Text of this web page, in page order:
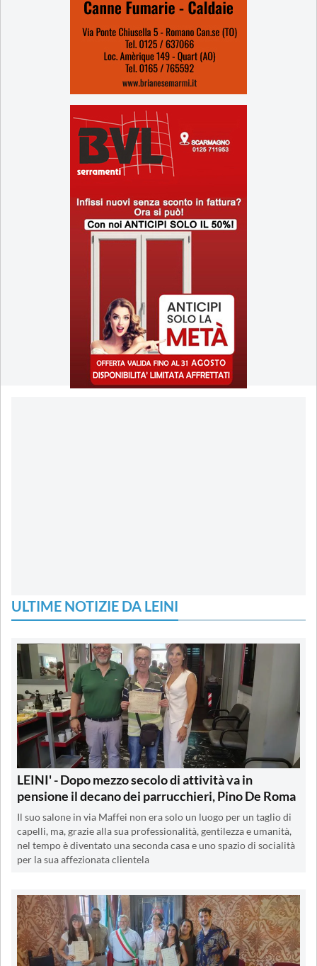
ULTIME NOTIZIE DA LEINI
LEINI' - Dopo mezzo secolo di attività va in
pensione il decano dei parrucchieri, Pino De Roma
Il suo salone in via Maffei non era solo un luogo per un taglio di
capelli, ma, grazie alla sua professionalità, gentilezza e umanità,
nel tempo è diventato una seconda casa e uno spazio di socialità
per la sua affezionata clientela